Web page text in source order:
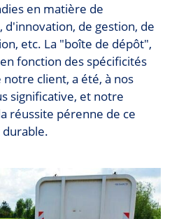
en matière de
de gestion, de
etc. La "boîte de dépôt",
fonction des spécificités
client, a été, à nos
significative, et notre
réussite pérenne de ce